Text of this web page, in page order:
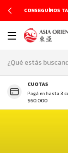
CONSEGUÍNOS
CUOTAS
Pagá en hasta 3
$60.000